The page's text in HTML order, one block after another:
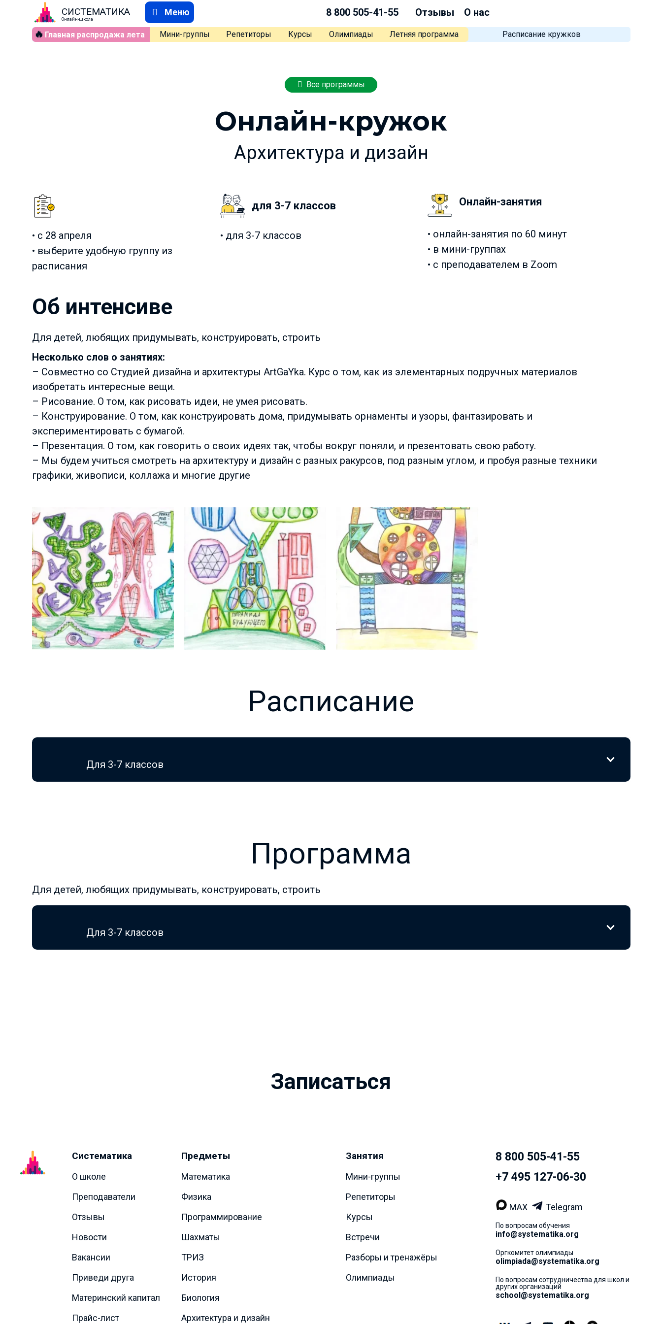
СИСТЕМАТИКА
Онлайн-школа
Меню 8 800 505-41-55 Отзывы
О нас
🔥 Главная распродажа лета Мини-группы Репетиторы Курсы Олимпиады Летняя программа Расписание кружков
Все программы
Онлайн-кружок
Архитектура и дизайн
• с 28 апреля
• выберите удобную группу из
расписания
для 3-7 классов
• для 3-7 классов
Онлайн-занятия
• онлайн-занятия по 60 минут
• в мини-группах
• с преподавателем в Zoom
Об интенсиве
Для детей, любящих придумывать, конструировать, строить
Несколько слов о занятиях:
– Совместно со Студией дизайна и архитектуры ArtGaYka. Курс о том, как из элементарных подручных материалов
изобретать интересные вещи.
– Рисование. О том, как рисовать идеи, не умея рисовать.
– Конструирование. О том, как конструировать дома, придумывать орнаменты и узоры, фантазировать и
экспериментировать с бумагой.
– Презентация. О том, как говорить о своих идеях так, чтобы вокруг поняли, и презентовать свою работу.
– Мы будем учиться смотреть на архитектуру и дизайн с разных ракурсов, под разным углом, и пробуя разные техники
графики, живописи, коллажа и многие другие
Расписание
Для 3-7 классов
Программа
Для детей, любящих придумывать, конструировать, строить
Для 3-7 классов
Записаться
Систематика
О школе
Преподаватели
Отзывы
Новости
Вакансии
Приведи друга
Материнский капитал
Прайс-лист
Предметы
Математика
Физика
Программирование
Шахматы
ТРИЗ
История
Биология
Архитектура и дизайн
Занятия
Мини-группы
Репетиторы
Курсы
Встречи
Разборы и тренажёры
Олимпиады
8 800 505-41-55
+7 495 127-06-30
MAX Telegram
По вопросам обучения
info@systematika.org
Оргкомитет олимпиады
olimpiada@systematika.org
По вопросам сотрудничества для школ и
других организаций
school@systematika.org